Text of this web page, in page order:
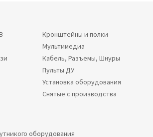
Кронштейны и полки
Мультимедиа
Кабель, Разъемы, Шнуры
Пульты ДУ
Установка оборудования
Снятые с производства
оборудования